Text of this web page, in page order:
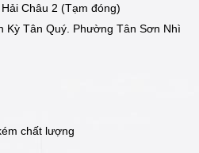
Châu 2 (Tạm đóng)
Kỳ Tân Quý. Phường Tân Sơn Nhì
chất lượng